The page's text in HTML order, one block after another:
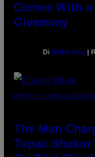
Comes With
Giveaway
Di Maha Haq |
PHOTO BY JOHN LOCHER/
The Man
Tupac